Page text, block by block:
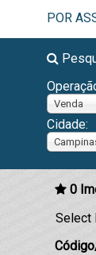
POR
Venda
Cidade:
0
Select